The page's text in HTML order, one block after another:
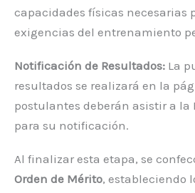
capacidades físicas necesarias
exigencias del entrenamiento
Notificación de Resultados: La
resultados se realizará en la
postulantes deberán asistir a la
para su notificación.
Al finalizar esta etapa, se
Orden de Mérito, estableciendo